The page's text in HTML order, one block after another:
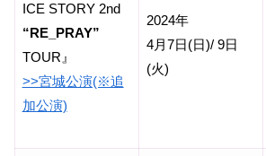
ICE STORY 2nd
“RE_PRAY”
TOUR』
>>宮城公演(※追
加公演)
2024年
4月7日(日)/ 9日
(火)